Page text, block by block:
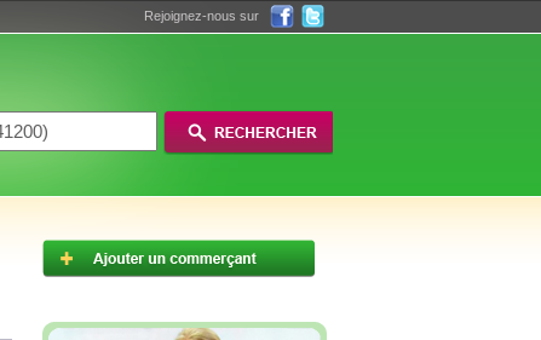
Rejoignez-nous sur